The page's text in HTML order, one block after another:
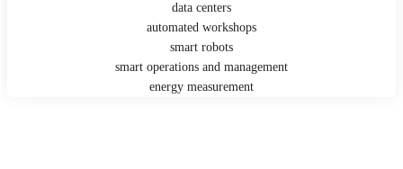
data centers
automated workshops
smart robots
smart operations and management
energy measurement